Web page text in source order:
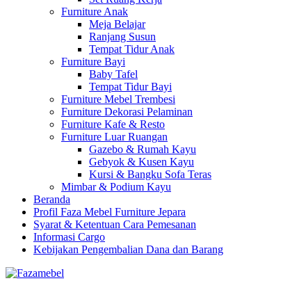
Furniture Anak
Meja Belajar
Ranjang Susun
Tempat Tidur Anak
Furniture Bayi
Baby Tafel
Tempat Tidur Bayi
Furniture Mebel Trembesi
Furniture Dekorasi Pelaminan
Furniture Kafe & Resto
Furniture Luar Ruangan
Gazebo & Rumah Kayu
Gebyok & Kusen Kayu
Kursi & Bangku Sofa Teras
Mimbar & Podium Kayu
Beranda
Profil Faza Mebel Furniture Jepara
Syarat & Ketentuan Cara Pemesanan
Informasi Cargo
Kebijakan Pengembalian Dana dan Barang